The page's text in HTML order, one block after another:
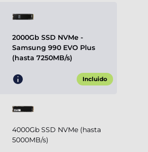
2000Gb SSD NVMe -
Samsung 990 EVO Plus
(hasta 7250MB/s)
Incluido
4000Gb SSD NVMe (hasta
5000MB/s)